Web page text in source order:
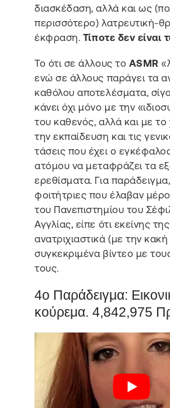
διασκέδαση, αλλά και ως
περισσότερο) λατρευτική-
έκφραση. Τίποτε δεν είναι
Το ότι σε άλλους το ASMR
ενώ σε άλλους παράγει τα
καθόλου αποτελέσματα,
κάνει όχι μόνο με την
του καθενός, αλλά και με
την εκπαίδευση και τις
τάσεις που έχει ο
ατόμου να μεταφράζει τα
ερεθίσματα. Για
φοιτήτριες που έλαβαν
του Πανεπιστημίου του
Αγγλίας, είπε ότι εκείνης
ανατριχιαστικά (με την κακή
συγκεκριμένα βίντεο με
τους.
4ο Παράδειγμα:
κούρεμα. 4,842,975